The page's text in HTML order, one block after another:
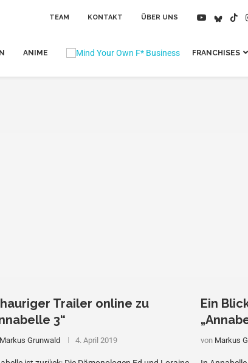
TEAM KONTAKT ÜBER UNS
ANIME FRANCHISES
Trailer online zu
3“
Markus Grunwald 4. April 2019
Ein
von Markus